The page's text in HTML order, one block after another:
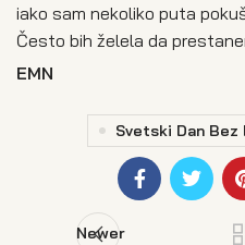
iako sam nekoliko puta
Često bih želela da
EMN
Svetski Dan Bez
Newer